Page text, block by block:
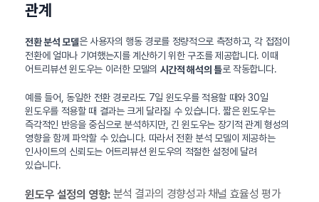
관계
전환 분석 모델은 사용자의 행동 경로를 정량적으로 측정하고, 각 접점이
전환에 얼마나 기여했는지를 계산하기 위한 구조를 제공합니다. 이때
어트리뷰션 윈도우는 이러한 모델의 시간적 해석의 틀로 작동합니다.
예를 들어, 동일한 전환 경로라도 7일 윈도우를 적용할 때와 30일
윈도우를 적용할 때 결과는 크게 달라질 수 있습니다. 짧은 윈도우는
즉각적인 반응을 중심으로 분석하지만, 긴 윈도우는 장기적 관계 형성의
영향을 함께 파악할 수 있습니다. 따라서 전환 분석 모델이 제공하는
인사이트의 신뢰도는 어트리뷰션 윈도우의 적절한 설정에 달려
있습니다.
윈도우 설정의 영향:분석 결과의 경향성과 채널 효율성 평가